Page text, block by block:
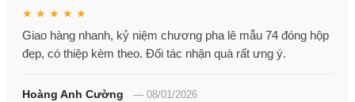
★ ★ ★ ★ ★
Giao hàng nhanh, kỷ niệm chương pha lê mẫu 74 đóng hộp
đẹp, có thiệp kèm theo. Đối tác nhận quà rất ưng ý.
Hoàng Anh Cường — 08/01/2026